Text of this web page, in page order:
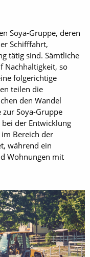
Soya-Gruppe, deren
Schifffahrt,
tätig sind. Sämtliche
Nachhaltigkeit, so
folgerichtige
teilen die
den Wandel
Soya-Gruppe
der Entwicklung
Bereich der
während ein
Wohnungen mit